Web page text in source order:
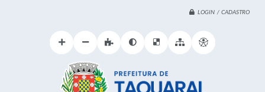
LOGIN / CADASTRO